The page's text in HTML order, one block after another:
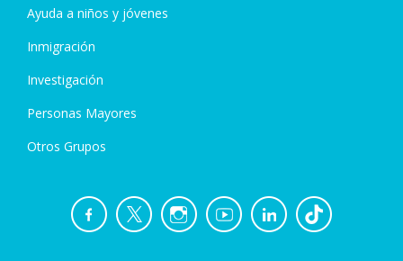
Ayuda a niños y jóvenes
Inmigración
Investigación
Personas Mayores
Otros Grupos